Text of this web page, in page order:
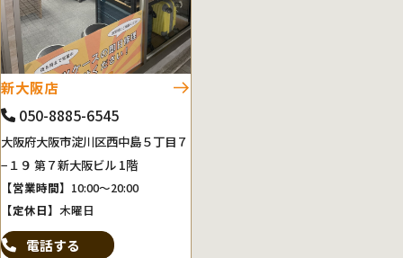
新大阪店
050-8885-6545
大阪府大阪市淀川区西中島５丁目７
−１９ 第７新大阪ビル 1階
【営業時間】 10:00～20:00
【定休日】 木曜日
電話する